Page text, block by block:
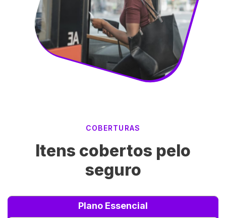
COBERTURAS
Itens cobertos pelo
seguro
Plano Essencial